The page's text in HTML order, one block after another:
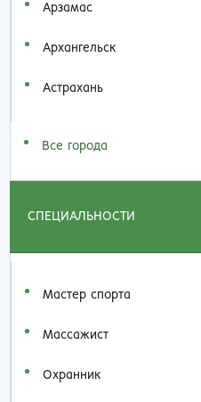
Арзамас
Архангельск
Астрахань
Все города
СПЕЦИАЛЬНОСТИ
Мастер спорта
Массажист
Охранник